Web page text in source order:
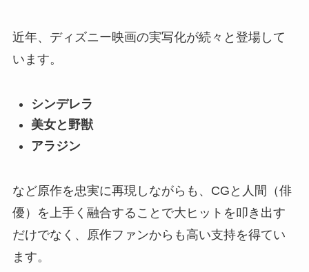
近年、ディズニー映画の実写化が続々と登場して
います。
シンデレラ
美女と野獣
アラジン
など原作を忠実に再現しながらも、CGと人間（俳
優）を上手く融合することで大ヒットを叩き出す
だけでなく、原作ファンからも高い支持を得てい
ます。